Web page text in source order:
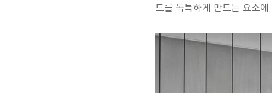
드를 독특하게 만드는 요소